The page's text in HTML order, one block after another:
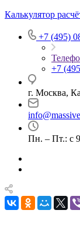
Калькулятор
+7 (495)
+7
г. Москва,
Пн. – Пт.: с